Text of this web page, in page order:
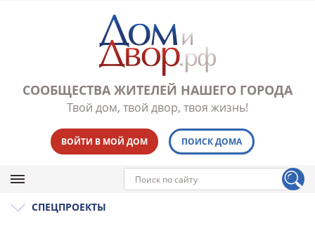
СООБЩЕСТВА ЖИТЕЛЕЙ НАШЕГО ГОРОДА
Твой дом, твой двор, твоя жизнь!
ВОЙТИ В МОЙ ДОМ ПОИСК ДОМА
СПЕЦПРОЕКТЫ